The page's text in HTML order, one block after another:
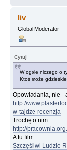
liv
Global Moderator
Cytuj
W ogóle niczego o
Ktoś może
Opowiadania, nie -
http://
w-tajdze-recenzja
Trochę o nim:
http://
A tu film:
Szczęśliwi Ludzie